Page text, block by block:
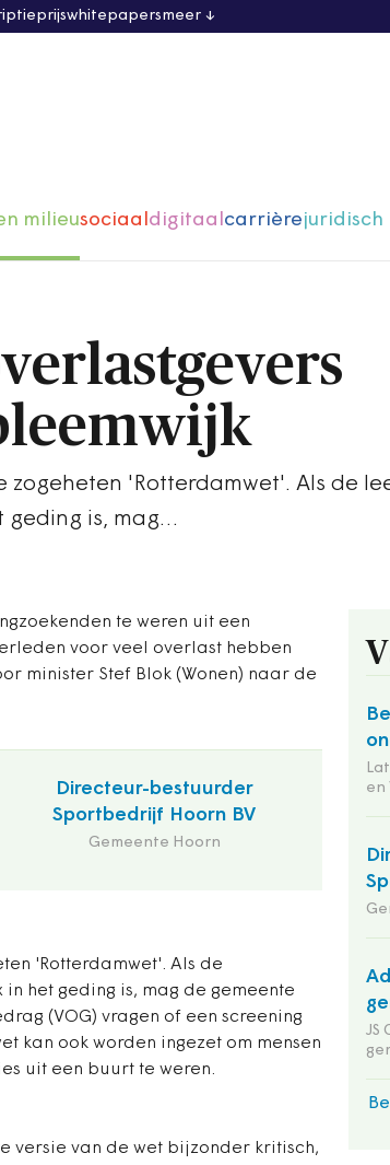
whitepapersmeer
milieusociaaldigitaalcarrièrejuridisch
zogeheten 'Rotterdamwet'. Als de
geding is, mag…
te weren uit een
voor veel overlast hebben
minister Stef Blok (Wonen) naar de
Directeur-bestuurder
Sportbedrijf Hoorn BV
Gemeente Hoorn
'Rotterdamwet'. Als de
het geding is, mag de gemeente
(VOG) vragen of een screening
kan ook worden ingezet om mensen
uit een buurt te weren.
versie van de wet bijzonder kritisch,
en
JS